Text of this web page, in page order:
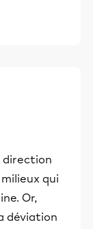
direction
qui
Or,
déviation